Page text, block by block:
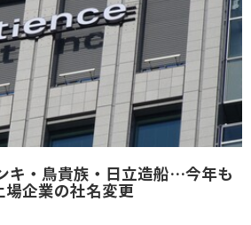
キ・鳥貴族・日立造船…今年も
場企業の社名変更